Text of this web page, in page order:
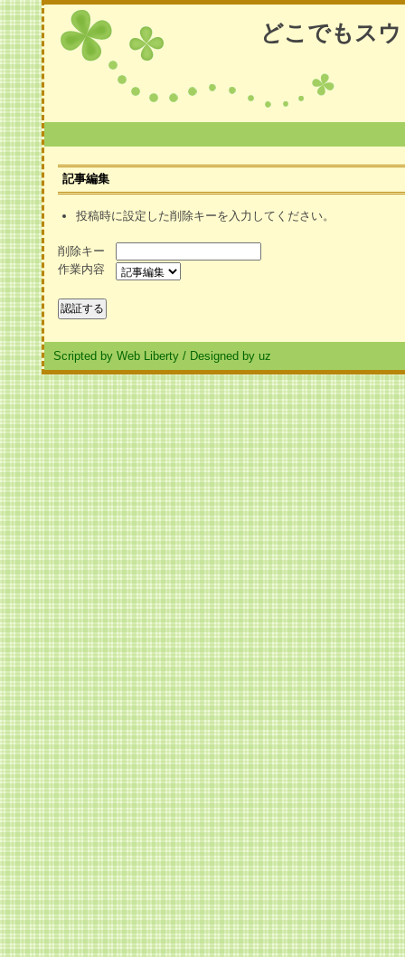
どこでもス
記事編集
投稿時に設定した削除キーを入力してください。
削除キー
作業内容
Scripted by Web Liberty / Designed by uz